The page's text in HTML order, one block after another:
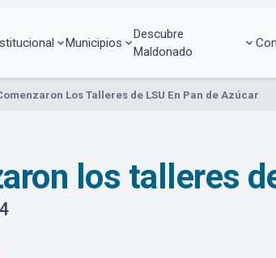
Municipios
Descubre
Maldonado
Los Talleres de LSU En Pan de Azúcar
los talleres